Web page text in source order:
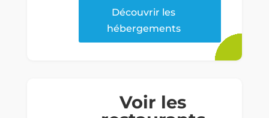
Découvrir les
hébergements
Voir les